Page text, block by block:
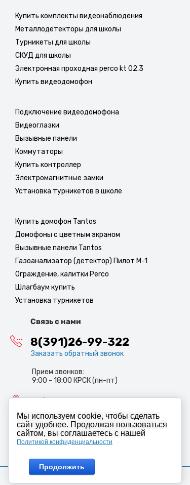
Купить комплекты видеонаблюдения
Металлодетекторы для школы
Турникеты для школы
СКУД для школы
Электронная проходная perco kt 02.3
Купить видеодомофон
Подключение видеодомофона
Видеоглазки
Вызывные панели
Коммутаторы
Купить контроллер
Электромагнитные замки
Установка турникетов в школе
Купить домофон Tantos
Домофоны с цветным экраном
Вызывные панели Tantos
Газоанализатор (детектор) Пилот М-1
Ограждение, калитки Perco
Шлагбаум купить
Установка турникетов
Связь с нами
8(391)26-99-322
Заказать обратный звонок
Прием звонков:
9:00 - 18:00 КРСК (пн-пт)
info@abiron.ru
Мы используем cookie, чтобы сделать
сайт удобнее. Продолжая пользоваться
сайтом, вы соглашаетесь с нашей
Политикой конфиденциальности
Продолжить